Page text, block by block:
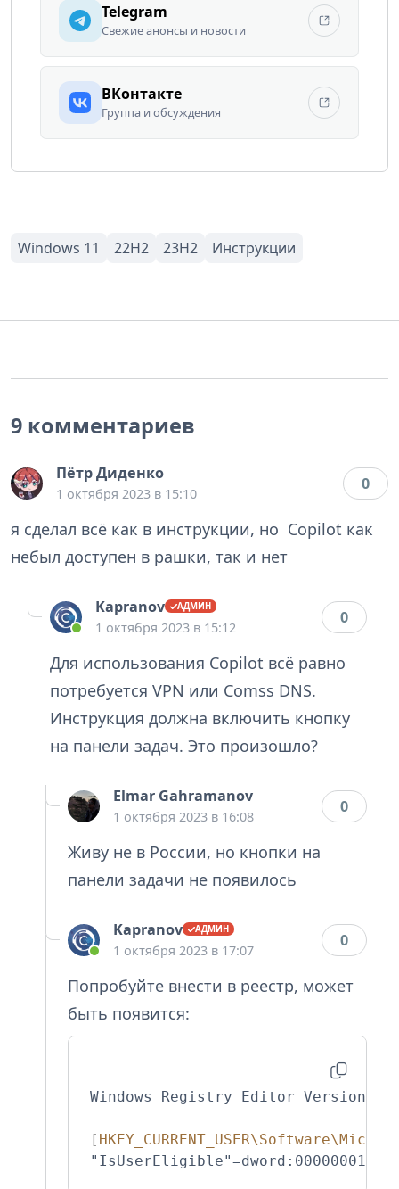
Telegram
Свежие анонсы и новости
ВКонтакте
Группа и обсуждения
9 комментариев
Пётр Диденко
1 октября 2023 в 15:10
0
я сделал всё как в инструкции, но Copilot как
небыл доступен в рашки, так и нет
Kapranov
1 октября 2023 в 15:12
0
Для использования Copilot всё равно
потребуется VPN или Comss DNS.
Инструкция должна включить кнопку
на панели задач. Это произошло?
Elmar Gahramanov
1 октября 2023 в 16:08
0
Живу не в России, но кнопки на
панели задачи не появилось
Kapranov
1 октября 2023 в 17:07
0
Попробуйте внести в реестр, может
быть появится:
Windows Registry Editor Version
[
"IsUserEligible"=dword:00000001